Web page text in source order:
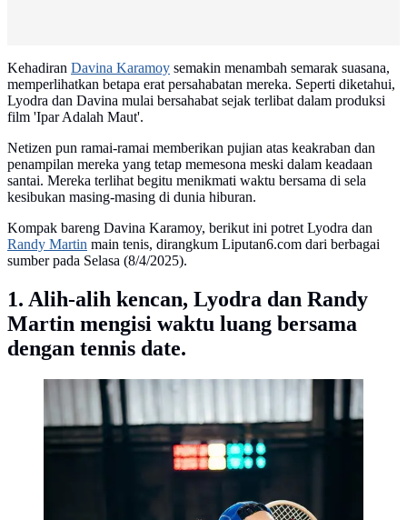
Kehadiran Davina Karamoy semakin menambah semarak suasana,
memperlihatkan betapa erat persahabatan mereka. Seperti diketahui,
Lyodra dan Davina mulai bersahabat sejak terlibat dalam produksi
film 'Ipar Adalah Maut'.
Netizen pun ramai-ramai memberikan pujian atas keakraban dan
penampilan mereka yang tetap memesona meski dalam keadaan
santai. Mereka terlihat begitu menikmati waktu bersama di sela
kesibukan masing-masing di dunia hiburan.
Kompak bareng Davina Karamoy, berikut ini potret Lyodra dan
Randy Martin main tenis, dirangkum Liputan6.com dari berbagai
sumber pada Selasa (8/4/2025).
1. Alih-alih kencan, Lyodra dan Randy
Martin mengisi waktu luang bersama
dengan tennis date.
Potret Lyodra dan Randy Martin main tenis, kompak
bareng Davina Karamoy. (sumber:
Instagram/randymartinnn)